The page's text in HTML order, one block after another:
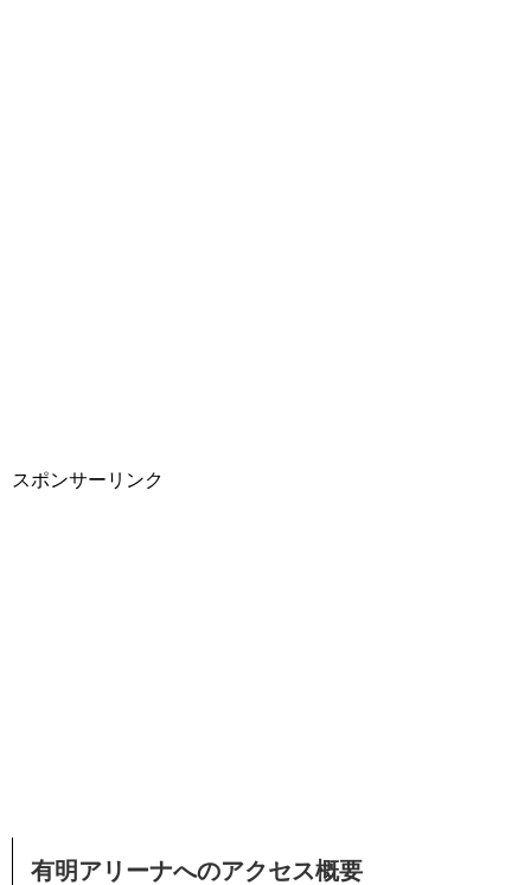
スポンサーリンク
有明アリーナへのアクセス概要